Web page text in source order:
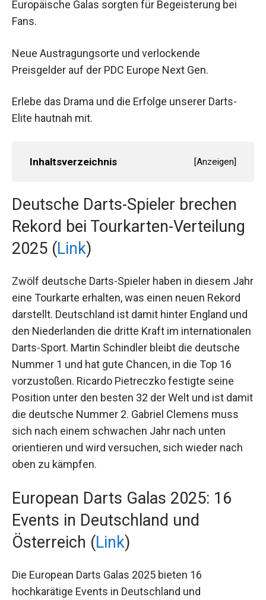
Europäische Galas sorgten für Begeisterung bei
Neue Austragungsorte und verlockende
Erlebe das Drama und die Erfolge unserer Darts-
Deutsche Darts-Spieler brechen
Rekord bei Tourkarten-Verteilung
Zwölf deutsche Darts-Spieler haben in diesem
Jahr eine Tourkarte erhalten, was einen neuen
Rekord darstellt. Deutschland ist damit hinter
England und den Niederlanden die dritte Kraft im
internationalen Darts-Sport. Martin Schindler
bleibt die deutsche Nummer 1 und hat gute
Chancen, in die Top 16 vorzustoßen. Ricardo
Pietreczko festigte seine Position unter den
besten 32 der Welt und ist damit die deutsche
Nummer 2. Gabriel Clemens muss sich nach
einem schwachen Jahr nach unten orientieren
kämpfen.
European Darts Galas 2025: 16
Events in Deutschland und
Österreich (Link)